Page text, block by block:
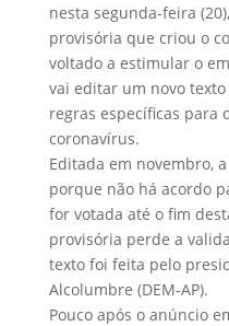
nesta segunda-feira
provisória que criou o
voltado a estimular o
vai editar um novo
regras específicas para
coronavírus.
Editada em novembro,
porque não há acordo
for votada até o fim
provisória perde a
texto foi feita pelo
Alcolumbre (DEM-AP).
Pouco após o anúncio